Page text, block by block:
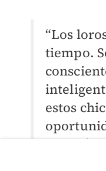
“Los
tiempo.
estos
cuestión